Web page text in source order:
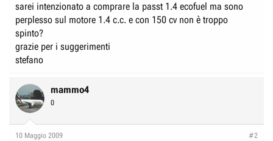
i
s
c
u
s
i
n
z
o
sarei intenzionato a comprare la passt 1.4 ecofuel ma sono
perplesso sul motore 1.4 c.c. e con 150 cv non è troppo
spinto?
grazie per i suggerimenti
stefano
mammo4
0
10 Maggio 2009 #2